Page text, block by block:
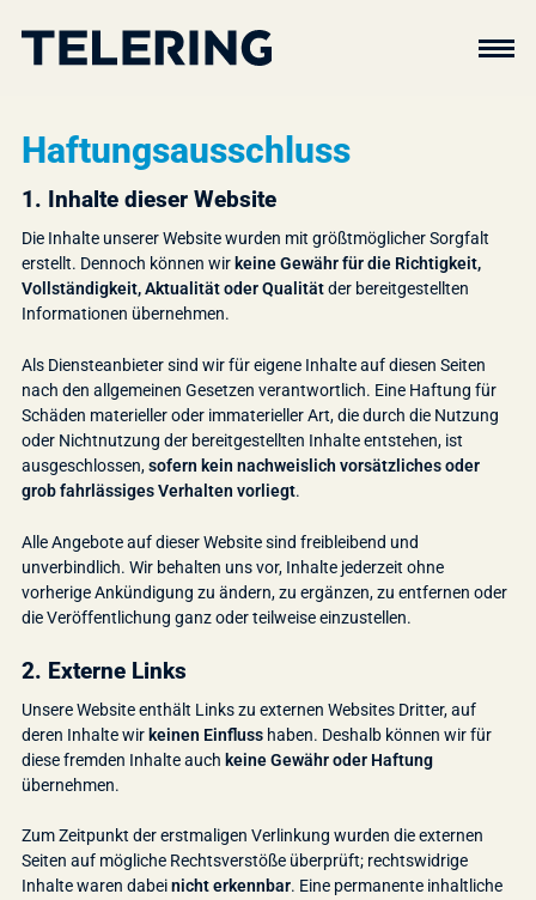
Haftungsausschluss
1. Inhalte dieser Website
Die Inhalte unserer Website wurden mit größtmöglicher Sorgfalt
erstellt. Dennoch können wir keine Gewähr für die Richtigkeit,
Vollständigkeit, Aktualität oder Qualitätder bereitgestellten
Informationen übernehmen.
Als Diensteanbieter sind wir für eigene Inhalte auf diesen Seiten
nach den allgemeinen Gesetzen verantwortlich. Eine Haftung für
Schäden materieller oder immaterieller Art, die durch die Nutzung
oder Nichtnutzung der bereitgestellten Inhalte entstehen, ist
ausgeschlossen,sofern kein nachweislich vorsätzliches oder
grob fahrlässiges Verhalten vorliegt.
Alle Angebote auf dieser Website sind freibleibend und
unverbindlich. Wir behalten uns vor, Inhalte jederzeit ohne
vorherige Ankündigung zu ändern, zu ergänzen, zu entfernen oder
die Veröffentlichung ganz oder teilweise einzustellen.
2. Externe Links
Unsere Website enthält Links zu externen Websites Dritter, auf
deren Inhalte wirkeinen Einflusshaben. Deshalb können wir für
diese fremden Inhalte auch keine Gewähr oder Haftung
übernehmen.
Zum Zeitpunkt der erstmaligen Verlinkung wurden die externen
Seiten auf mögliche Rechtsverstöße überprüft; rechtswidrige
Inhalte waren dabeinicht erkennbar. Eine permanente inhaltliche